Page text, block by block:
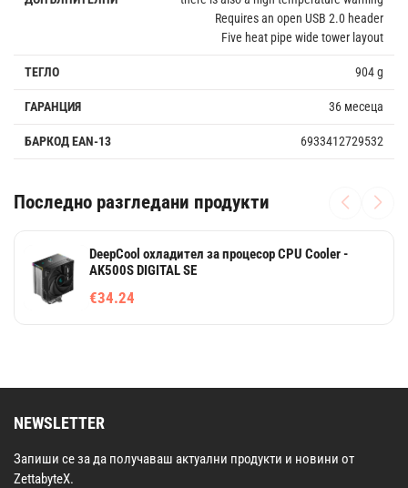
Requires an open USB 2.0 header
Five heat pipe wide tower layout
ТЕГЛО 904 g
ГАРАНЦИЯ 36 месеца
БАРКОД EAN-13 6933412729532
Последно разгледани продукти
DeepCool охладител за процесор CPU Cooler -
AK500S DIGITAL SE
€34.24
NEWSLETTER
Запиши се за да получаваш актуални продукти и новини от
ZettabyteX.